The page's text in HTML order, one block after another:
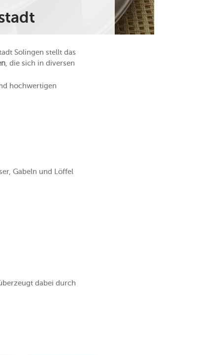
Solingen stellt das
, die sich in diversen
hochwertigen
Gabeln und Löffel
dabei durch